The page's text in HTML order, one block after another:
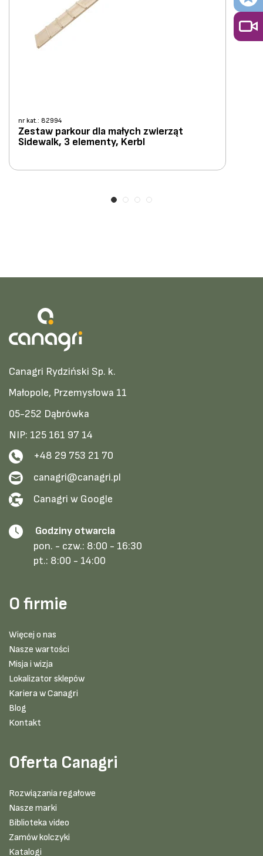
nr kat.: 82994
Zestaw parkour dla małych zwierząt
Sidewalk, 3 elementy, Kerbl
Canagri Rydziński Sp. k.
Małopole, Przemysłowa 11
05-252 Dąbrówka
NIP: 125 161 97 14
+48 29 753 21 70
canagri@canagri.pl
Canagri w Google
Godziny otwarcia
pon. - czw.: 8:00 - 16:30
pt.: 8:00 - 14:00
O firmie
Więcej o nas
Nasze wartości
Misja i wizja
Lokalizator sklepów
Kariera w Canagri
Blog
Kontakt
Oferta Canagri
Rozwiązania regałowe
Nasze marki
Biblioteka video
Zamów kolczyki
Katalogi